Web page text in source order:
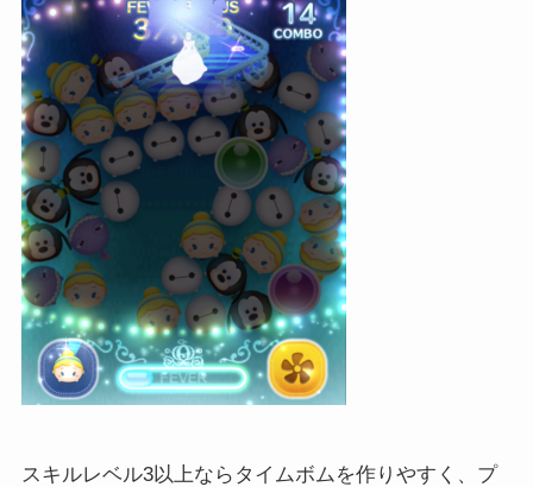
スキルレベル3以上ならタイムボムを作りやすく、プ